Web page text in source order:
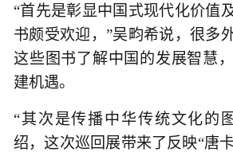
“首先是彰显中国式现代化价值
书颇受欢迎，”吴畇希说，很多
这些图书了解中国的发展智慧
建机遇。
“其次是传播中华传统文化的
绍，这次巡回展带来了反映“唐